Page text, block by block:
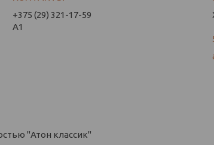
+375 (29) 321-17-59
А1
"Атон классик"